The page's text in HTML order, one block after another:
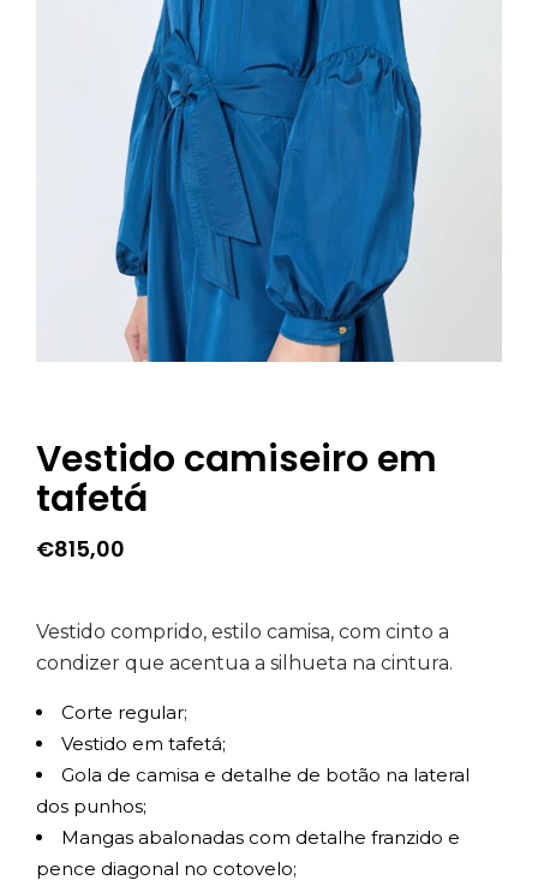
Vestido camiseiro em
tafetá
€815,00
Vestido comprido, estilo camisa, com cinto a
condizer que acentua a silhueta na cintura.
Corte regular;
Vestido em tafetá;
Gola de camisa e detalhe de botão na lateral
dos punhos;
Mangas abalonadas com detalhe franzido e
pence diagonal no cotovelo;